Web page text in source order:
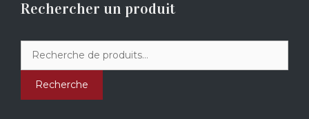
Rechercher un produit
pour :
Recherche